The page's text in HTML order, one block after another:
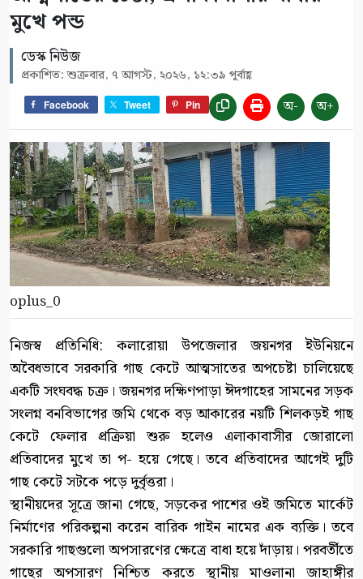
মুখে পন্ড
ডেস্ক নিউজ
প্রকাশিত: শুক্রবার, ৭ আগস্ট, ২০২৬, ১২:৩৯ পূর্বাহ্ণ
Facebook Tweet Pin অ- অ+
oplus_0
নিজস্ব প্রতিনিধি: কলারোয়া উপজেলার জয়নগর ইউনিয়নে
অবৈধভাবে সরকারি গাছ কেটে আত্মসাতের অপচেষ্টা চালিয়েছে
একটি সংঘবদ্ধ চক্র। জয়নগর দক্ষিণপাড়া ঈদগাহের সামনের সড়ক
সংলগ্ন বনবিভাগের জমি থেকে বড় আকারের নয়টি শিলকড়ই গাছ
কেটে ফেলার প্রক্রিয়া শুরু হলেও এলাকাবাসীর জোরালো
প্রতিবাদের মুখে তা প- হয়ে গেছে। তবে প্রতিবাদের আগেই দুটি
গাছ কেটে সটকে পড়ে দুর্বৃত্তরা।
স্থানীয়দের সূত্রে জানা গেছে, সড়কের পাশের ওই জমিতে মার্কেট
নির্মাণের পরিকল্পনা করেন বারিক গাইন নামের এক ব্যক্তি। তবে
সরকারি গাছগুলো অপসারণের ক্ষেত্রে বাধা হয়ে দাঁড়ায়। পরবর্তীতে
গাছের অপসারণ নিশ্চিত করতে স্থানীয় মাওলানা জাহাঙ্গীর